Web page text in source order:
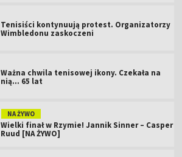
Tenisiści kontynuują protest. Organizatorzy
Wimbledonu zaskoczeni
Ważna chwila tenisowej ikony. Czekała na
nią... 65 lat
NA ŻYWO
Wielki finał w Rzymie! Jannik Sinner – Casper
Ruud [NA ŻYWO]